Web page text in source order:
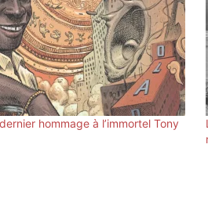
hommage à l’immortel Tony